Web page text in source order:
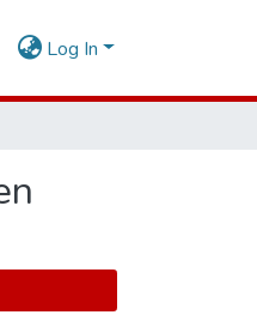
Log In